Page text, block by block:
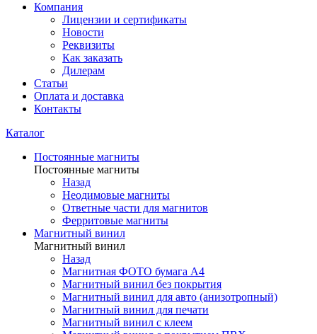
Компания
Лицензии и сертификаты
Новости
Реквизиты
Как заказать
Дилерам
Статьи
Оплата и доставка
Контакты
Каталог
Постоянные магниты
Постоянные магниты
Назад
Неодимовые магниты
Ответные части для магнитов
Ферритовые магниты
Магнитный винил
Магнитный винил
Назад
Магнитная ФОТО бумага А4
Магнитный винил без покрытия
Магнитный винил для авто (анизотропный)
Магнитный винил для печати
Магнитный винил с клеем